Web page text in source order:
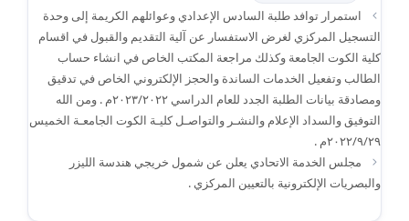
استمرار توافد طلبة السادس الإعدادي وعوائلهم الكريمة إلى وحدة
التسجيل المركزي لغرض الاستفسار عن آلية التقديم والقبول في اقسام
كلية الكوت الجامعة وكذلك مراجعة المكتب الخاص في انشاء حساب
الطالب وتفعيل الخدمات الساندة والحجز الإلكتروني الخاص في تدقيق
ومصادقة بيانات الطلبة الجدد للعام الدراسي ٢٠٢٣/٢٠٢٢م . ومن الله
التوفيق والسداد الإعلام والنشـر والتواصـل كليـة الكوت الجامعـة الخميس
٢٠٢٢/٩/٢٩م .
مجلس الخدمة الاتحادي يعلن عن شمول خريجي هندسة الليزر
والبصريات الإلكترونية بالتعيين المركزي .